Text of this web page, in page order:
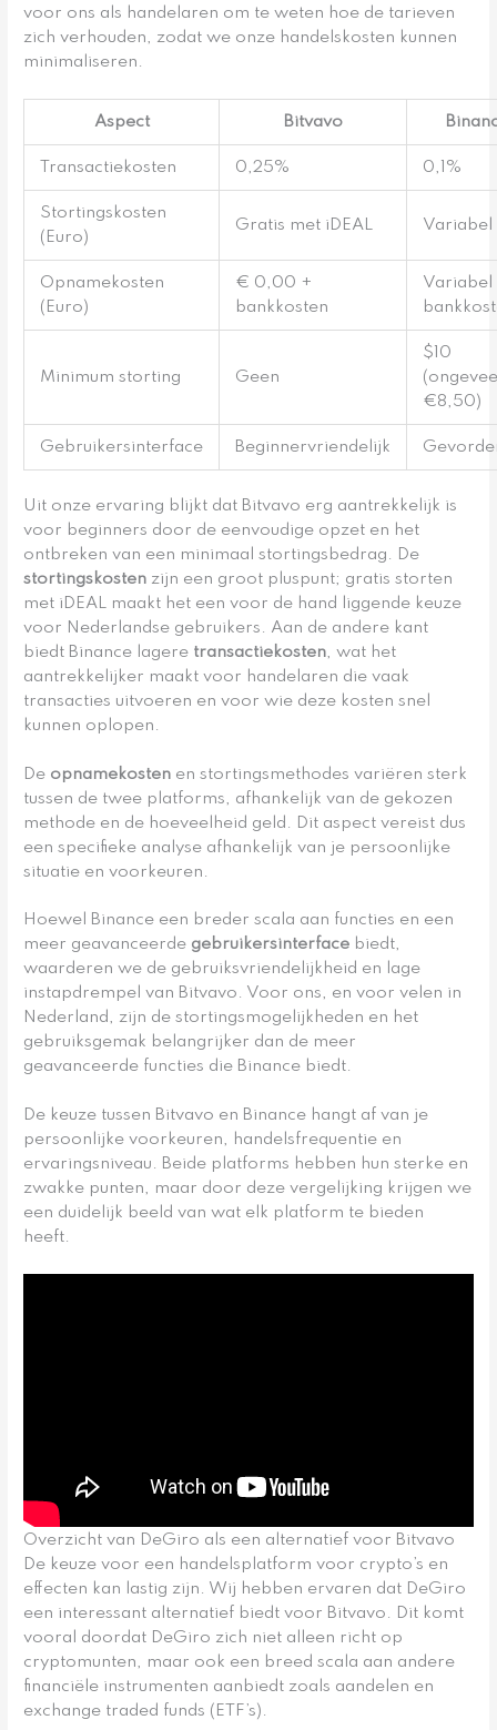
voor ons als handelaren om te weten hoe de tarieven
zich verhouden, zodat we onze handelskosten kunnen
minimaliseren.
Aspect Bitvavo
Transactiekosten 0,25% 0,1%
Stortingskosten
(Euro)
Gratis met iDEAL Variabel
Opnamekosten
(Euro)
€ 0,00 +
bankkosten
Variabel
Minimum storting Geen
$10
€8,50)
Gebruikersinterface Beginnervriendelijk
Uit onze ervaring blijkt dat Bitvavo erg aantrekkelijk is
voor beginners door de eenvoudige opzet en het
ontbreken van een minimaal stortingsbedrag. De
stortingskosten zijn een groot pluspunt; gratis storten
met iDEAL maakt het een voor de hand liggende keuze
voor Nederlandse gebruikers. Aan de andere kant
biedt Binance lagere transactiekosten, wat het
aantrekkelijker maakt voor handelaren die vaak
transacties uitvoeren en voor wie deze kosten snel
kunnen oplopen.
De opnamekosten en stortingsmethodes variëren sterk
tussen de twee platforms, afhankelijk van de gekozen
methode en de hoeveelheid geld. Dit aspect vereist dus
een specifieke analyse afhankelijk van je persoonlijke
situatie en voorkeuren.
Hoewel Binance een breder scala aan functies en een
meer geavanceerde gebruikersinterface biedt,
waarderen we de gebruiksvriendelijkheid en lage
instapdrempel van Bitvavo. Voor ons, en voor velen in
Nederland, zijn de stortingsmogelijkheden en het
gebruiksgemak belangrijker dan de meer
geavanceerde functies die Binance biedt.
De keuze tussen Bitvavo en Binance hangt af van je
persoonlijke voorkeuren, handelsfrequentie en
ervaringsniveau. Beide platforms hebben hun sterke en
zwakke punten, maar door deze vergelijking krijgen we
een duidelijk beeld van wat elk platform te bieden
heeft.
Overzicht van DeGiro als een alternatief voor Bitvavo
De keuze voor een handelsplatform voor crypto’s en
effecten kan lastig zijn. Wij hebben ervaren dat DeGiro
een interessant alternatief biedt voor Bitvavo. Dit komt
vooral doordat DeGiro zich niet alleen richt op
cryptomunten, maar ook een breed scala aan andere
financiële instrumenten aanbiedt zoals aandelen en
exchange traded funds (ETF’s).